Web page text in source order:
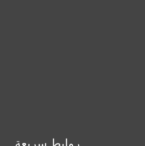
روابط سريعة